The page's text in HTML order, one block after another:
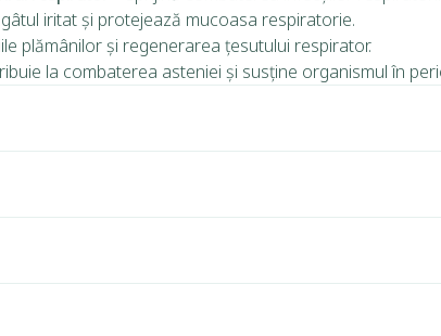
iritat și protejează mucoasa respiratorie.
plămânilor și regenerarea țesutului respirator.
la combaterea asteniei și susține organismul în